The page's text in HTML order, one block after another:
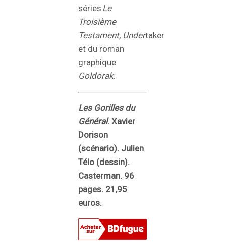
séries Le
Troisième
Testament, Undertaker
et du roman
graphique
Goldorak.
Les Gorilles du
Général. Xavier
Dorison
(scénario). Julien
Télo (dessin).
Casterman. 96
pages. 21,95
euros.